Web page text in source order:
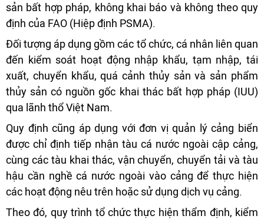
sản bất hợp pháp, không khai báo và không theo quy
định của FAO (Hiệp định PSMA).
Đối tượng áp dụng gồm các tổ chức, cá nhân liên quan
đến kiểm soát hoạt động nhập khẩu, tạm nhập, tái
xuất, chuyển khẩu, quá cảnh thủy sản và sản phẩm
thủy sản có nguồn gốc khai thác bất hợp pháp (IUU)
qua lãnh thổ Việt Nam.
Quy định cũng áp dụng với đơn vị quản lý cảng biển
được chỉ định tiếp nhận tàu cá nước ngoài cập cảng,
cùng các tàu khai thác, vận chuyển, chuyển tải và tàu
hậu cần nghề cá nước ngoài vào cảng để thực hiện
các hoạt động nêu trên hoặc sử dụng dịch vụ cảng.
Theo đó, quy trình tổ chức thực hiện thẩm định, kiểm